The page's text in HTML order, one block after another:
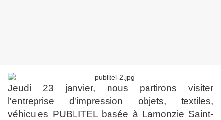
Jeudi 23 janvier, nous partirons visiter
l'entreprise d'impression objets, textiles,
véhicules PUBLITEL basée à Lamonzie Saint-